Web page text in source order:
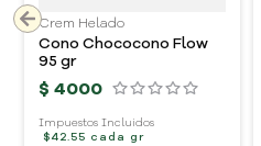
Crem Helado
Cono Chococono Flow
95 gr
$ 4000
Impuestos Incluidos
$42.55 cada gr